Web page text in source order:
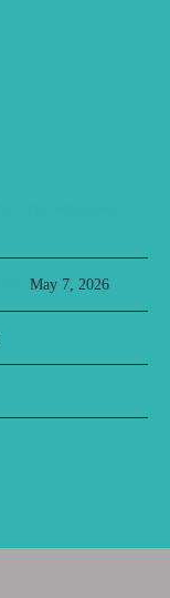
May 7, 2026